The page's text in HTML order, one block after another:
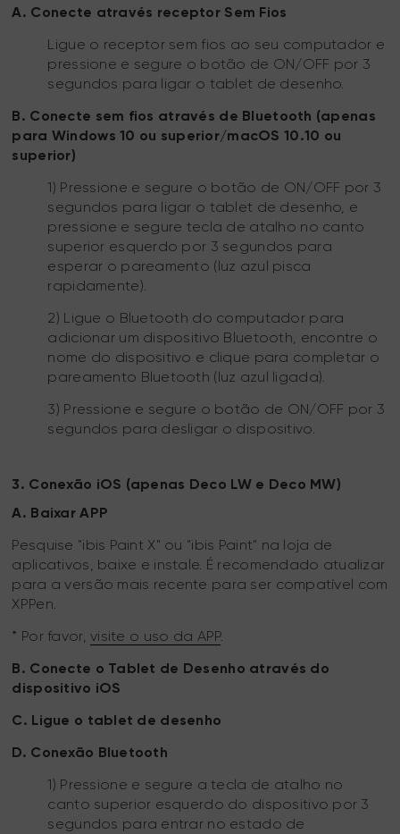
A. Conecte através receptor Sem Fios
Ligue o receptor sem fios ao seu computador e
pressione e segure o botão de ON/OFF por 3
segundos para ligar o tablet de desenho.
B. Conecte sem fios através de Bluetooth (apenas
para Windows 10 ou superior/macOS 10.10 ou
superior)
1) Pressione e segure o botão de ON/OFF por 3
segundos para ligar o tablet de desenho, e
pressione e segure tecla de atalho no canto
superior esquerdo por 3 segundos para
esperar o pareamento (luz azul pisca
rapidamente).
2) Ligue o Bluetooth do computador para
adicionar um dispositivo Bluetooth, encontre o
nome do dispositivo e clique para completar o
pareamento Bluetooth (luz azul ligada).
3) Pressione e segure o botão de ON/OFF por 3
segundos para desligar o dispositivo.
3. Conexão iOS (apenas Deco LW e Deco MW)
A. Baixar APP
Pesquise "ibis Paint X" ou "ibis Paint" na loja de
aplicativos, baixe e instale. É recomendado atualizar
para a versão mais recente para ser compatível com
XPPen.
* Por favor,visite o uso da APP.
B. Conecte o Tablet de Desenho através do
dispositivo iOS
C. Ligue o tablet de desenho
D. Conexão Bluetooth
1) Pressione e segure a tecla de atalho no
canto superior esquerdo do dispositivo por 3
segundos para entrar no estado de